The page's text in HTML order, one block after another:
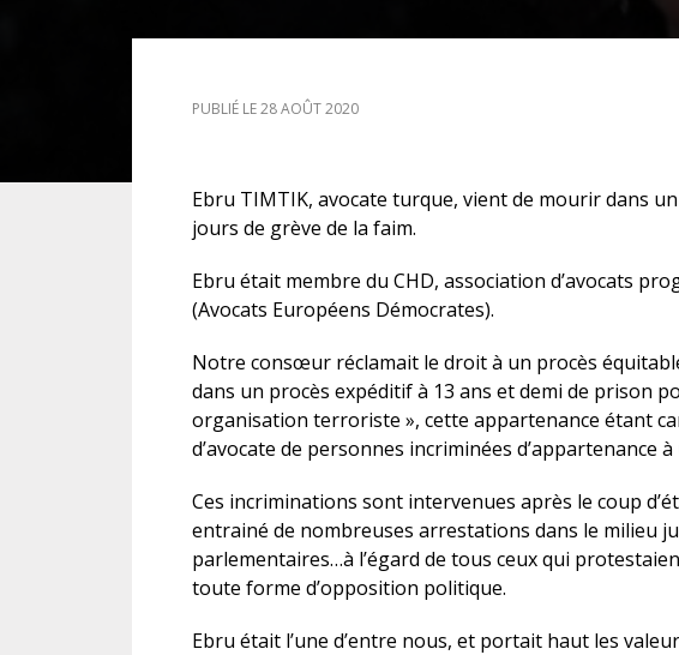
DROIT DES MINEURS
DROIT INTERNATIONAL
PUBLIÉ LE 28 AOÛT 2020
Ebru TIMTIK, avocate turque, vient de mourir dans
jours de grève de la faim.
Ebru était membre du CHD, association d’avocats
(Avocats Européens Démocrates).
Notre consœur réclamait le droit à un procès
dans un procès expéditif à 13 ans et demi de prison
organisation terroriste », cette appartenance étant
d’avocate de personnes incriminées d’appartenance
Ces incriminations sont intervenues après le coup
entrainé de nombreuses arrestations dans le milieu
parlementaires…à l’égard de tous ceux qui
toute forme d’opposition politique.
Ebru était l’une d’entre nous, et portait haut les